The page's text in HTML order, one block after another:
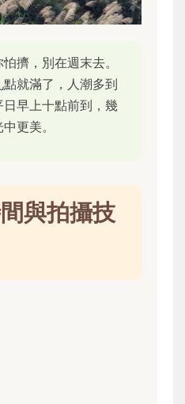
怕擠，別在週末去。
就滿了，人潮多到
早上十點前到，幾
更美。
與拍攝技